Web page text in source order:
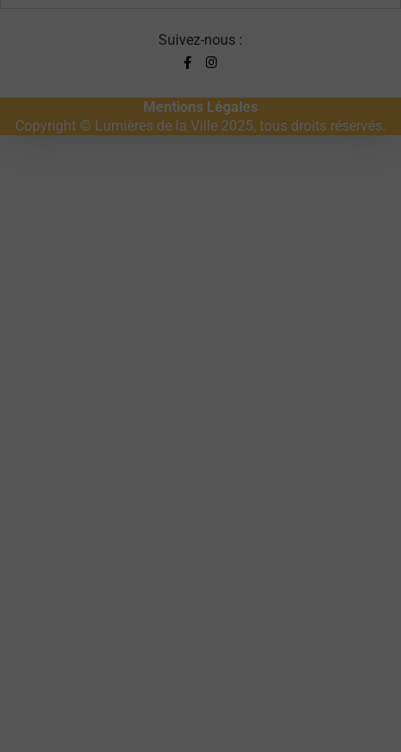
Suivez-nous :
Mentions Légales
Copyright © Lumières de la Ville 2025, tous droits réservés.